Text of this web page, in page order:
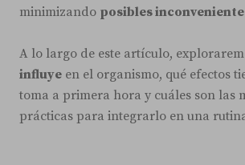
minimizando posibles
A lo largo de este artículo,
influye en el organismo, qué efectos
toma a primera hora y cuáles son las
prácticas para integrarlo en una